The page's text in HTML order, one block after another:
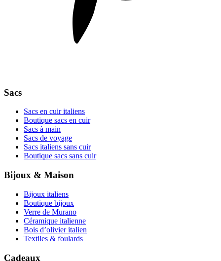
Sacs
Sacs en cuir italiens
Boutique sacs en cuir
Sacs à main
Sacs de voyage
Sacs italiens sans cuir
Boutique sacs sans cuir
Bijoux & Maison
Bijoux italiens
Boutique bijoux
Verre de Murano
Céramique italienne
Bois d’olivier italien
Textiles & foulards
Cadeaux